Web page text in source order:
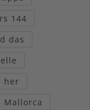
144
das
her
Mallorca